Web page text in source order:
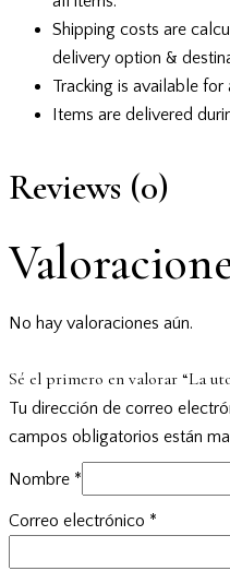
Shipping costs are
delivery option &
Tracking is available
Items are delivered
Reviews (0)
No hay valoraciones aún.
Sé el primero en valorar “La
Tu dirección de correo
campos obligatorios están
Nombre *
Correo electrónico *